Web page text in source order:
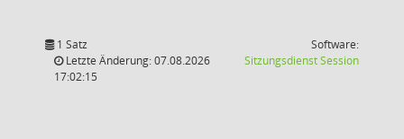
1 Satz
Letzte Änderung: 07.08.2026
17:02:15
Software:
SitzungsdienstSession(Wird in